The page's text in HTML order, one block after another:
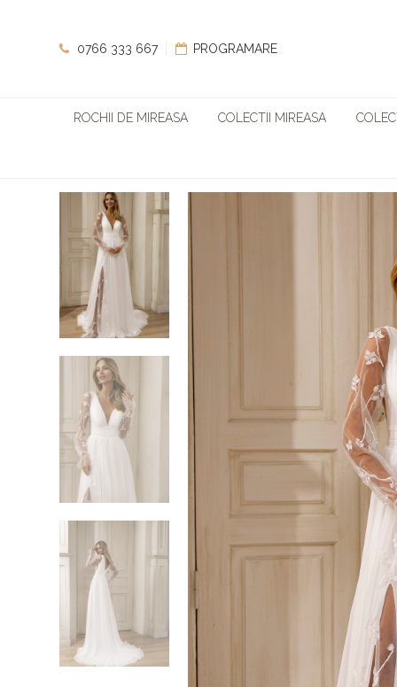
0766 333 667 PROGRAMARE
ROCHII DE MIREASA COLECTII MIREASA